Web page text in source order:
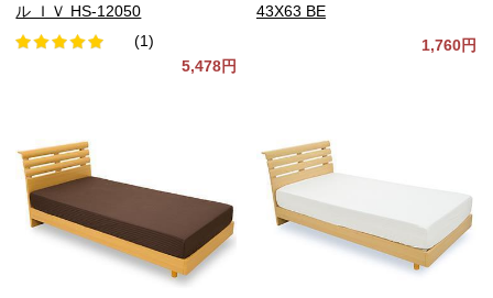
ル ＩＶ HS-12050
(1)
5,478円
43X63 BE
1,760円